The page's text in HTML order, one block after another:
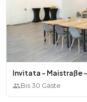
Invitata - Maistraße
Bis30 Gäste